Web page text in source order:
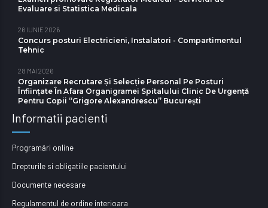
Evaluare si Statistica Medicala
26 IUNIE 2026
Concurs posturi Electricieni, Instalatori - Compartimentul
Tehnic
28 MAI 2026
Organizare Recrutare Și Selecție Personal Pe Posturi
Înființate În Afara Organigramei Spitalului Clinic De Urgență
Pentru Copii “Grigore Alexandrescu” Bucureşti
Informatii pacienti
Programări online
Drepturile si obligatiile pacientului
Documente necesare
Regulamentul de ordine interioara